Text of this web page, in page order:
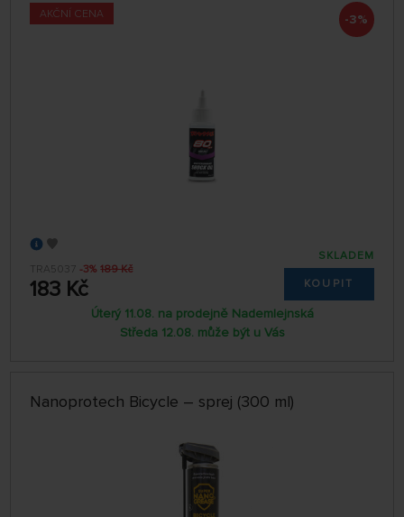
AKČNÍ CENA -3%
TRA5037 -3% 189 Kč
183 Kč
SKLADEM
KOUPIT
Úterý 11.08. na prodejně Nademlejnská
Středa 12.08. může být u Vás
Nanoprotech Bicycle – sprej (300 ml)